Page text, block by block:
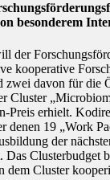
besonderem
der
kooperative
zwei davon für
Cluster
Preis erhielt.
denen 19 „Work
der
Das
Cluster